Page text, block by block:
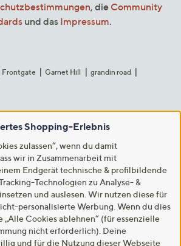
, die Community
und das Impressum.
Frontgate Garnet Hill
grandin road
Shopping-Erlebnis
zulassen“, wenn du damit
wir in Zusammenarbeit mit
Endgerät technische & profilbildende
Technologien zu Analyse- &
und auslesen. Wir nutzen diese für
personalisierte Werbung. Wenn du dies
„Alle Cookies ablehnen“ (für essenzielle
nicht erforderlich). Deine
und für die Nutzung dieser Webseite